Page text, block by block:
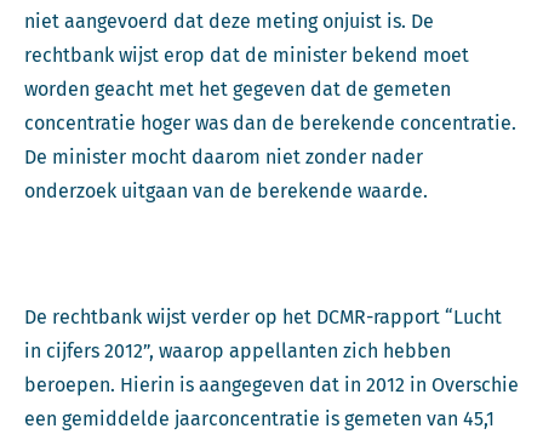
niet aangevoerd dat deze meting onjuist is. De
rechtbank wijst erop dat de minister bekend moet
worden geacht met het gegeven dat de gemeten
concentratie hoger was dan de berekende concentratie.
De minister mocht daarom niet zonder nader
onderzoek uitgaan van de berekende waarde.
De rechtbank wijst verder op het DCMR-rapport “Lucht
in cijfers 2012”, waarop appellanten zich hebben
beroepen. Hierin is aangegeven dat in 2012 in Overschie
een gemiddelde jaarconcentratie is gemeten van 45,1